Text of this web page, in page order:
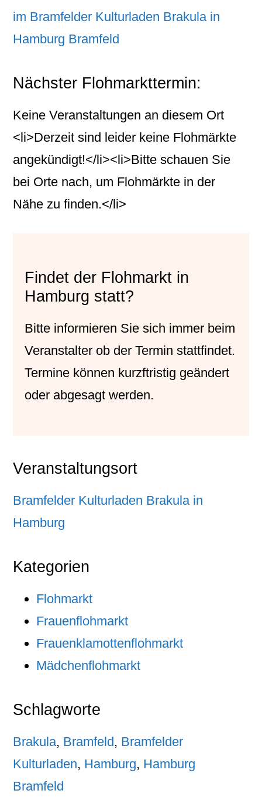
im Bramfelder Kulturladen Brakula in
Hamburg Bramfeld
Nächster Flohmarkttermin:
Keine Veranstaltungen an diesem Ort
<li>Derzeit sind leider keine Flohmärkte
angekündigt!</li><li>Bitte schauen Sie
bei Orte nach, um Flohmärkte in der
Nähe zu finden.</li>
Findet der Flohmarkt in
Hamburg statt?
Bitte informieren Sie sich immer beim
Veranstalter ob der Termin stattfindet.
Termine können kurzftristig geändert
oder abgesagt werden.
Veranstaltungsort
Bramfelder Kulturladen Brakula in
Hamburg
Kategorien
Flohmarkt
Frauenflohmarkt
Frauenklamottenflohmarkt
Mädchenflohmarkt
Schlagworte
Brakula, Bramfeld, Bramfelder
Kulturladen, Hamburg, Hamburg
Bramfeld